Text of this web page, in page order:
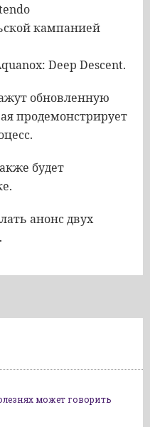
кампанией
Deep Descent.
обновленную
продемонстрирует
будет
анонс двух
может говорить